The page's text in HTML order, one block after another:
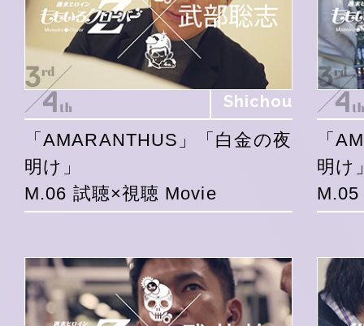
Shichou
「AMARANTHUS」「白金の夜
明け」
M.06 試聴×視聴 Movie
「
明け